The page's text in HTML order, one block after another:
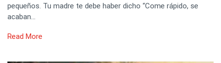
pequeños. Tu madre te debe haber dicho “Come rápido, se
acaban…
Read More